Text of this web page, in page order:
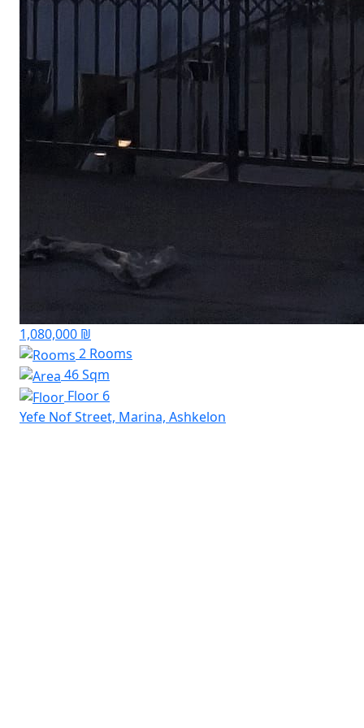
1,080,000 ₪
2 Rooms
46 Sqm
Floor 6
Yefe Nof Street, Marina, Ashkelon